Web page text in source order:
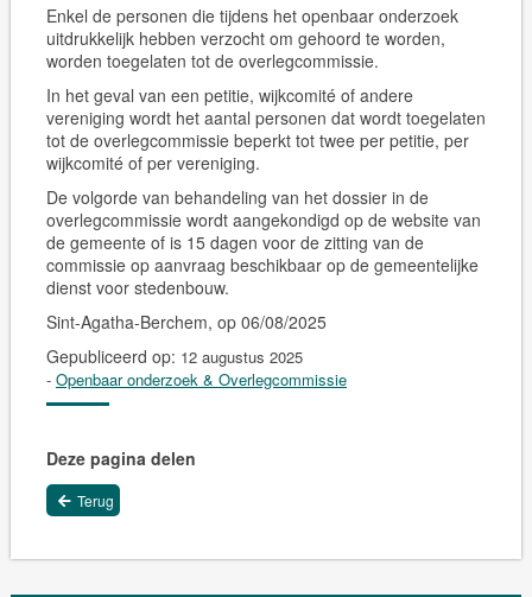
Enkel de personen die tijdens het openbaar onderzoek
uitdrukkelijk hebben verzocht om gehoord te worden,
worden toegelaten tot de overlegcommissie.
In het geval van een petitie, wijkcomité of andere
vereniging wordt het aantal personen dat wordt toegelaten
tot de overlegcommissie beperkt tot twee per petitie, per
wijkcomité of per vereniging.
De volgorde van behandeling van het dossier in de
overlegcommissie wordt aangekondigd op de website van
de gemeente of is 15 dagen voor de zitting van de
commissie op aanvraag beschikbaar op de gemeentelijke
dienst voor stedenbouw.
Sint-Agatha-Berchem, op 06/08/2025
Gepubliceerd op: 12 augustus 2025
- Openbaar onderzoek & Overlegcommissie
Deze pagina delen
Terug